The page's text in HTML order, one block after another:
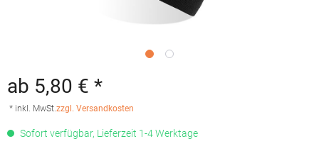
ab 5,80 € *
* inkl. MwSt.zzgl. Versandkosten
Sofort verfügbar, Lieferzeit 1-4 Werktage